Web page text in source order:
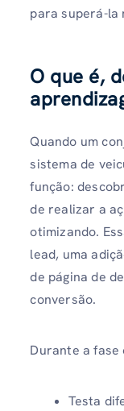
para superá-la
O que é,
Quando um
sistema de
função:
de realizar a
otimizando.
lead, uma
de página de
conversão.
Durante a fase
Testa